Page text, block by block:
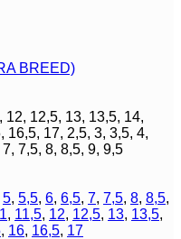
BREED)
12, 12,5, 13, 13,5, 14,
16,5, 17, 2,5, 3, 3,5, 4,
7,5, 8, 8,5, 9, 9,5
5, 5,5, 6, 6,5, 7, 7,5, 8, 8,5,
, 11,5, 12, 12,5, 13, 13,5,
, 16, 16,5, 17